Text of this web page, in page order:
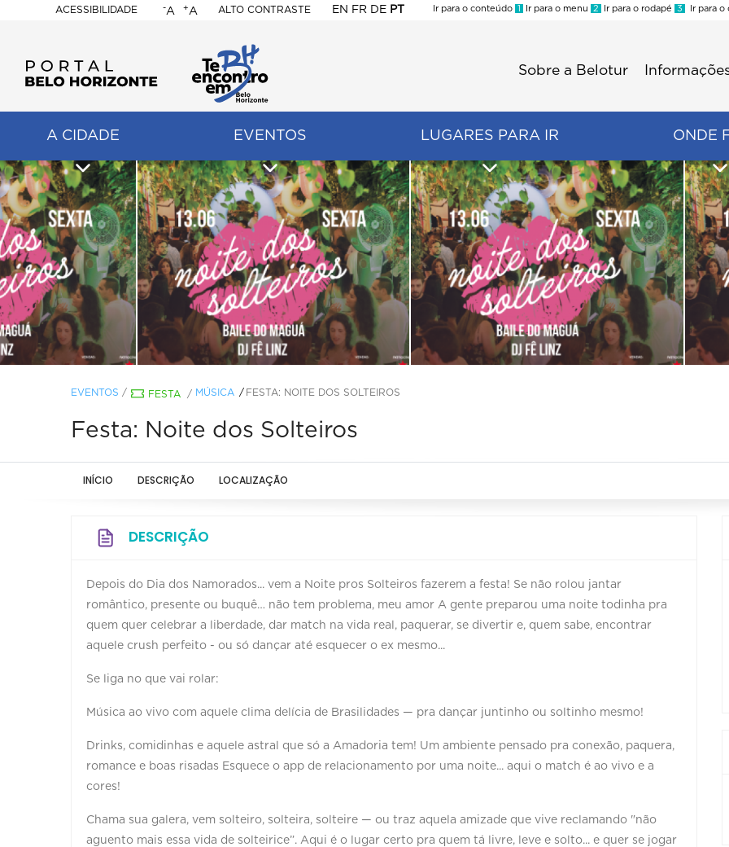
ACESSIBILIDADE
BELO
HORIZONTE
-A +A ALTO CONTRASTE EN FR DE PT
Ir para o conteúdo 1 Ir para o menu 2 Ir para o rodapé 3 Ir para o
Sobre a Belotur
A CIDADE EVENTOS LUGARES PARA IR ONDE
EVENTOS / FESTA / MÚSICA FESTA: NOITE DOS SOLTEIROS
Festa: Noite dos Solteiros
INÍCIO DESCRIÇÃO LOCALIZAÇÃO
DESCRIÇÃO
Depois do Dia dos Namorados... vem a Noite pros Solteiros fazerem a festa! Se não rolou jantar
romântico, presente ou buquê… não tem problema, meu amor A gente preparou uma noite todinha pra
quem quer celebrar a liberdade, dar match na vida real, paquerar, se divertir e, quem sabe, encontrar
aquele crush perfeito - ou só dançar até esquecer o ex mesmo...
Se liga no que vai rolar:
Música ao vivo com aquele clima delícia de Brasilidades — pra dançar juntinho ou soltinho mesmo!
Drinks, comidinhas e aquele astral que só a Amadoria tem! Um ambiente pensado pra conexão, paquera,
romance e boas risadas Esquece o app de relacionamento por uma noite... aqui o match é ao vivo e a
cores!
Chama sua galera, vem solteiro, solteira, solteire — ou traz aquela amizade que vive reclamando "não
aguento mais essa vida de solteirice”. Aqui é o lugar certo pra quem tá livre, leve e solto... e quer se jogar